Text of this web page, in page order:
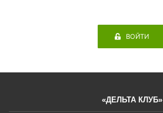
ВОЙТИ
«ДЕЛЬТА КЛУБ»